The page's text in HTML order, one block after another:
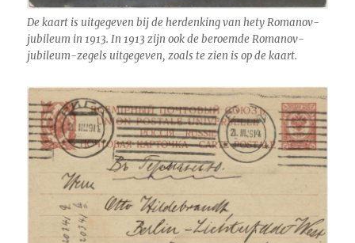
De kaart is uitgegeven bij de herdenking van hety Romanov-
jubileum in 1913. In 1913 zijn ook de beroemde Romanov-
jubileum-zegels uitgegeven, zoals te zien is op de kaart.